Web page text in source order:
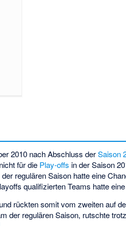
2010 nach Abschluss derSaison
für die Play-offs in der Saison
regulären Saison hatte eine
qualifizierten Teams hatte
rückten somit vom zweiten auf
der regulären Saison, rutschte